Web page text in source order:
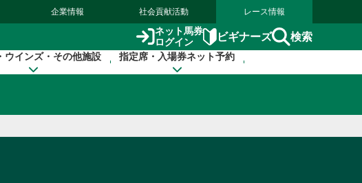
企業情報 社会貢献活動 レース情報
ネット馬券
ログイン
ビギナーズ 検索
ウインズ・その他施設 指定席・入場券ネット予約